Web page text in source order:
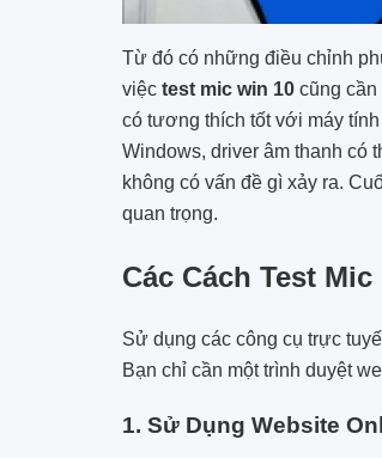
Từ đó có những điều chỉnh
việc test mic win 10 cũng cần
có tương thích tốt với máy
Windows, driver âm thanh có
không có vấn đề gì xảy ra.
quan trọng.
Các Cách Test
Sử dụng các công cụ trực
Bạn chỉ cần một trình duyệt
1. Sử Dụng Website